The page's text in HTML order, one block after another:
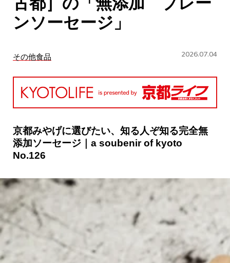
MAIN MENU
SERIES
カレーが好き
京都おやつクラブ
私と店のはなし
今月の京みやげ
京都の書店
ンソーセージ」
その他食品 2026.07.04
京都みやげに選びたい、知る人ぞ知る完全無
添加ソーセージ｜a soubenir of kyoto
No.126